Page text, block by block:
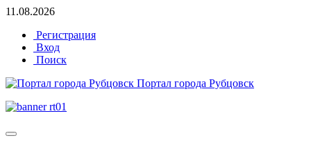
11.08.2026
Регистрация
Вход
Поиск
Портал города Рубцовск